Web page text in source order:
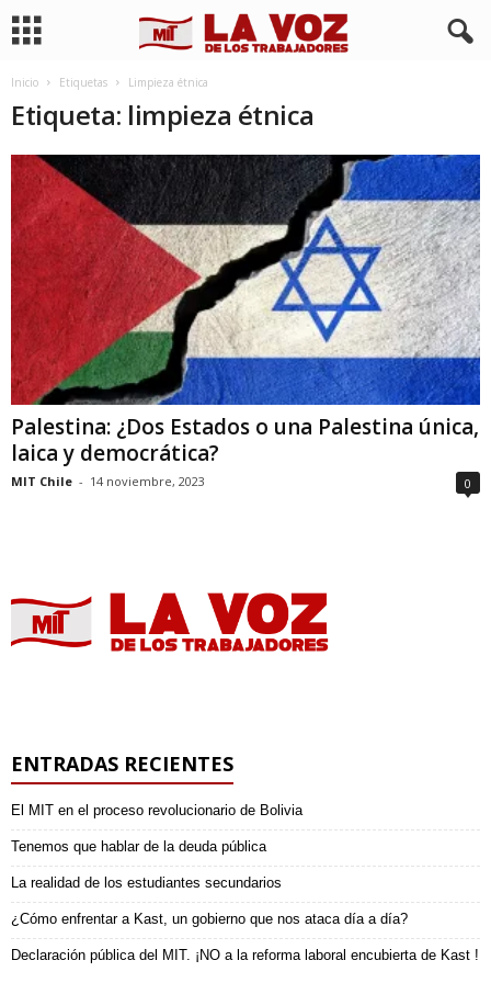
Inicio Etiquetas Limpieza étnica
Etiqueta: limpieza étnica
Palestina: ¿Dos Estados o una Palestina única,
laica y democrática?
MIT Chile - 14 noviembre, 2023 0
ENTRADAS RECIENTES
El MIT en el proceso revolucionario de Bolivia
Tenemos que hablar de la deuda pública
La realidad de los estudiantes secundarios
¿Cómo enfrentar a Kast, un gobierno que nos ataca día a día?
Declaración pública del MIT. ¡NO a la reforma laboral encubierta de Kast !